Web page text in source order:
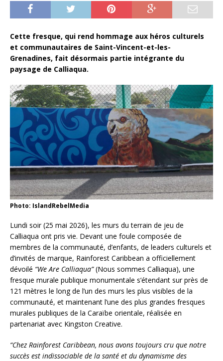
Cette fresque, qui rend hommage aux héros culturels
et communautaires de Saint-Vincent-et-les-
Grenadines, fait désormais partie intégrante du
paysage de Calliaqua.
Photo: IslandRebelMedia
Lundi soir (25 mai 2026), les murs du terrain de jeu de
Calliaqua ont pris vie. Devant une foule composée de
membres de la communauté, d’enfants, de leaders culturels et
d’invités de marque, Rainforest Caribbean a officiellement
dévoilé “We Are Calliaqua”(Nous sommes Calliaqua), une
fresque murale publique monumentale s’étendant sur près de
121 mètres le long de l’un des murs les plus visibles de la
communauté, et maintenant l’une des plus grandes fresques
murales publiques de la Caraïbe orientale, réalisée en
partenariat avec Kingston Creative.
“Chez Rainforest Caribbean, nous avons toujours cru que notre
succès est indissociable de la santé et du dynamisme des